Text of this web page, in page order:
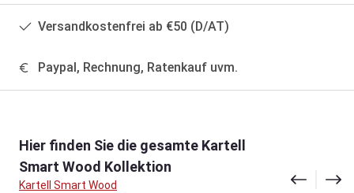
Versandkostenfrei ab €50 (D/AT)
Paypal, Rechnung, Ratenkauf uvm.
Hier finden Sie die gesamte Kartell
Smart Wood Kollektion
Kartell Smart Wood